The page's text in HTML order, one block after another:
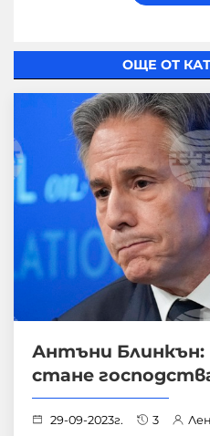
ОЩЕ ОТ
Антъни Блинкън:
стане
29-09-2023г. 3